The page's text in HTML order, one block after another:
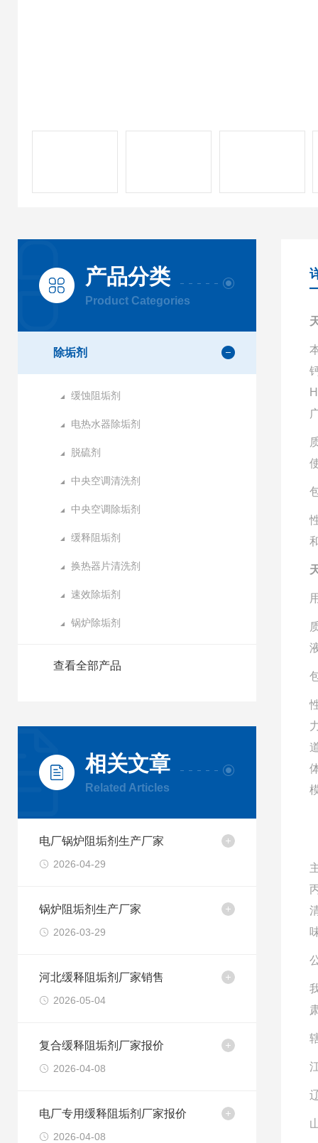
产品分类
Product Categories
除垢剂
缓蚀阻垢剂
电热水器除垢剂
脱硫剂
中央空调清洗剂
中央空调除垢剂
缓释阻垢剂
换热器片清洗剂
速效除垢剂
锅炉除垢剂
查看全部产品
相关文章
Related Articles
电厂锅炉阻垢剂生产厂家
2026-04-29
锅炉阻垢剂生产厂家
2026-03-29
河北缓释阻垢剂厂家销售
2026-05-04
复合缓释阻垢剂厂家报价
2026-04-08
电厂专用缓释阻垢剂厂家报价
2026-04-08